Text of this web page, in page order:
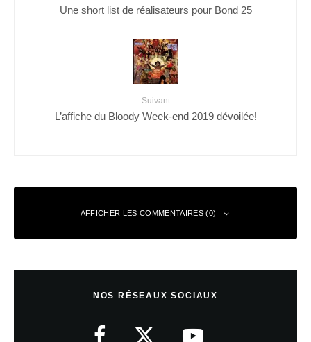
Une short list de réalisateurs pour Bond 25
Suivant
L’affiche du Bloody Week-end 2019 dévoilée!
AFFICHER LES COMMENTAIRES (0)
NOS RÉSEAUX SOCIAUX